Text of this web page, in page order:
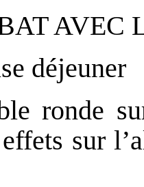
AVEC
déjeuner
ronde
sur